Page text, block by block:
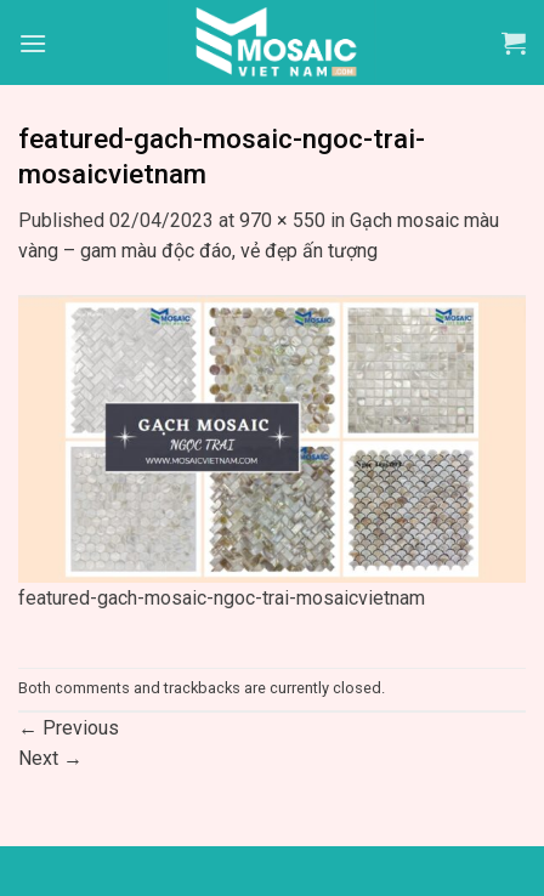
featured-gach-mosaic-ngoc-trai-
mosaicvietnam
Published 02/04/2023 at 970 × 550 in Gạch mosaic màu
vàng – gam màu độc đáo, vẻ đẹp ấn tượng
featured-gach-mosaic-ngoc-trai-mosaicvietnam
Both comments and trackbacks are currently closed.
← Previous
Next →